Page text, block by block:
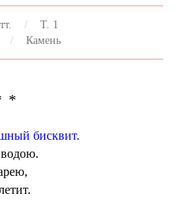
Т. 1
Камень
*
бисквит.